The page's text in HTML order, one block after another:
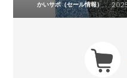
かいサポ（セール情報）